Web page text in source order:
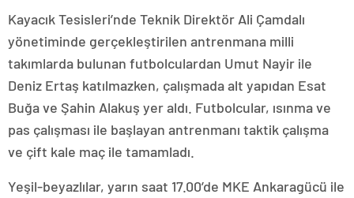
Kayacık Tesisleri’nde Teknik Direktör Ali Çamdalı
yönetiminde gerçekleştirilen antrenmana milli
takımlarda bulunan futbolculardan Umut Nayir ile
Deniz Ertaş katılmazken, çalışmada alt yapıdan Esat
Buğa ve Şahin Alakuş yer aldı. Futbolcular, ısınma ve
pas çalışması ile başlayan antrenmanı taktik çalışma
ve çift kale maç ile tamamladı.
Yeşil-beyazlılar, yarın saat 17.00’de MKE Ankaragücü ile